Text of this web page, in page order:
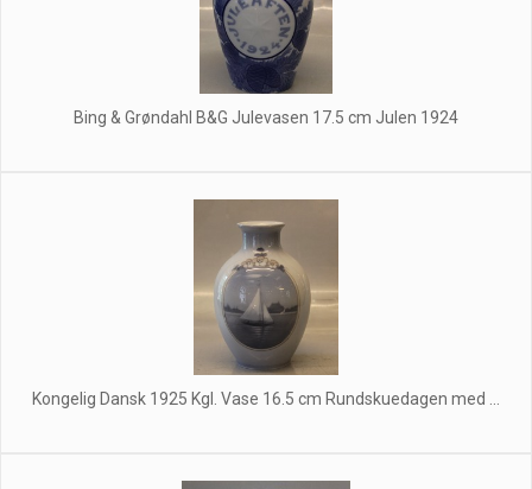
Bing & Grøndahl B&G Julevasen 17.5 cm Julen 1924
Kongelig Dansk 1925 Kgl. Vase 16.5 cm Rundskuedagen med ...